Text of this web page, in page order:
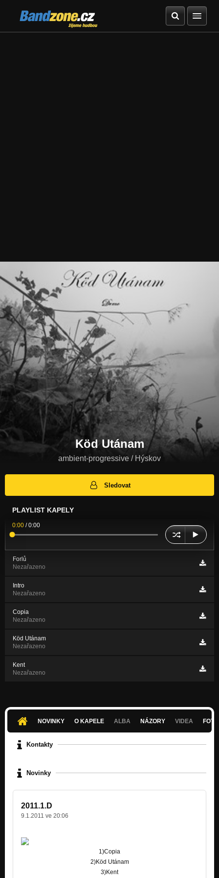
Bandzone.cz
žijeme hudbou
Köd Utánam
ambient-progressive / Hýskov
Sledovat
PLAYLIST KAPELY
0:00 /0:00
Forlů
Nezařazeno
Intro
Nezařazeno
Copia
Nezařazeno
Köd Utánam
Nezařazeno
Kent
Nezařazeno
NOVINKY O KAPELE ALBA NÁZORY VIDEA
Kontakty
Novinky
2011.1.D
9.1.2011 ve 20:06
1)Copia
2)Köd Utánam
3)Kent